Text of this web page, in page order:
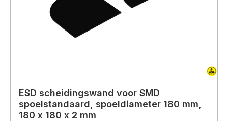
ESD scheidingswand voor SMD
spoelstandaard, spoeldiameter 180 mm,
180 x 180 x 2 mm